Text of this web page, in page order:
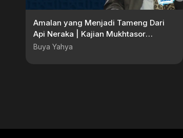
Amalan yang Menjadi Tameng Dari
Api Neraka | Kajian Mukhtasor
Attarghib Wattarhib Bersama Buya
Buya Yahya